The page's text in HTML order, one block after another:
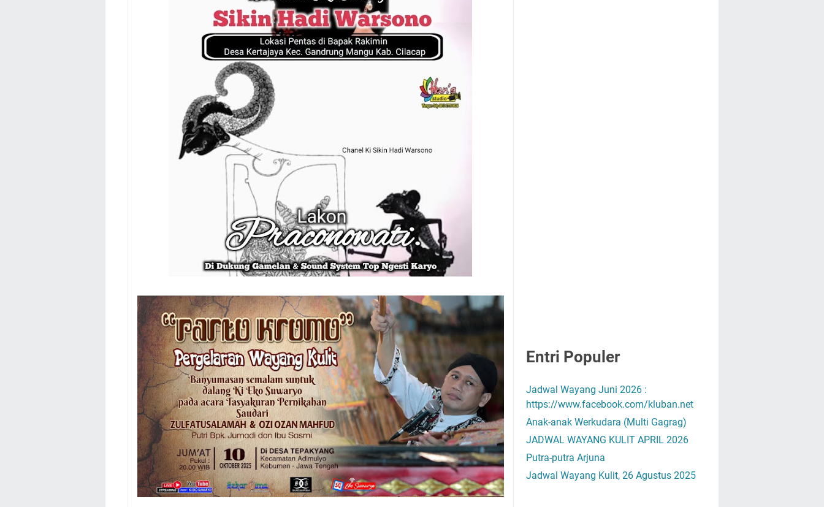
Entri Populer
Jadwal Wayang Juni 2026 :
https://www.facebook.com/kluban.net
Anak-anak Werkudara (Multi Gagrag)
JADWAL WAYANG KULIT APRIL 2026
Putra-putra Arjuna
Jadwal Wayang Kulit, 26 Agustus 2025